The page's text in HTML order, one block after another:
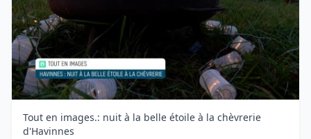
Tout en images.: nuit à la belle étoile à la chèvrerie
d'Havinnes